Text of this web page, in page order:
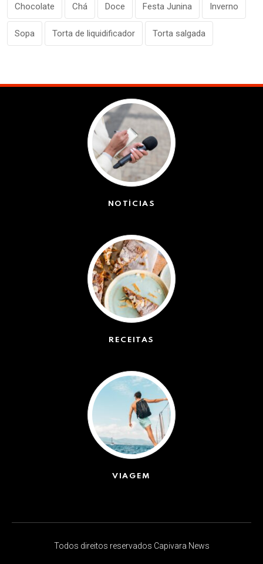
Chocolate Chá Doce Festa Junina Inverno
Sopa Torta de liquidificador Torta salgada
NOTÍCIAS
RECEITAS
VIAGEM
Todos direitos reservados Capivara News